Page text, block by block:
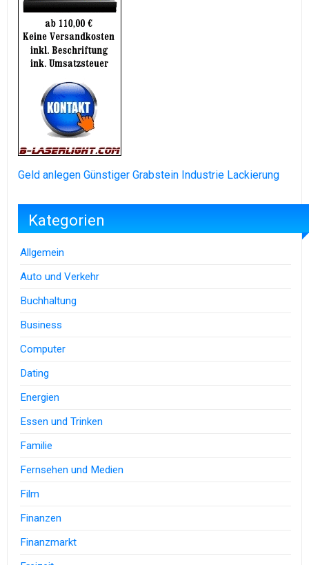
Geld anlegen Günstiger Grabstein Industrie Lackierung
Kategorien
Allgemein
Auto und Verkehr
Buchhaltung
Business
Computer
Dating
Energien
Essen und Trinken
Familie
Fernsehen und Medien
Film
Finanzen
Finanzmarkt